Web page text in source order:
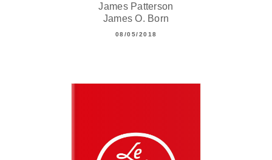
James Patterson
James O. Born
08/05/2018